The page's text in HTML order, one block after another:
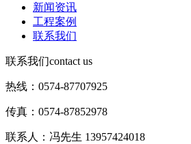
新闻资讯
工程案例
联系我们
联系我们contact us
热线：0574-87707925
传真：0574-87852978
联系人：冯先生 13957424018